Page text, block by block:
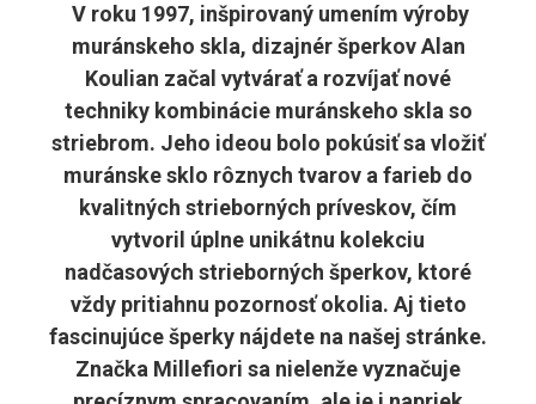
V roku 1997, inšpirovaný umením výroby
muránskeho skla, dizajnér šperkov Alan
Koulian začal vytvárať a rozvíjať nové
techniky kombinácie muránskeho skla so
striebrom. Jeho ideou bolo pokúsiť sa vložiť
muránske sklo rôznych tvarov a farieb do
kvalitných strieborných príveskov, čím
vytvoril úplne unikátnu kolekciu
nadčasových strieborných šperkov, ktoré
vždy pritiahnu pozornosť okolia. Aj tieto
fascinujúce šperky nájdete na našej stránke.
Značka Millefiori sa nielenže vyznačuje